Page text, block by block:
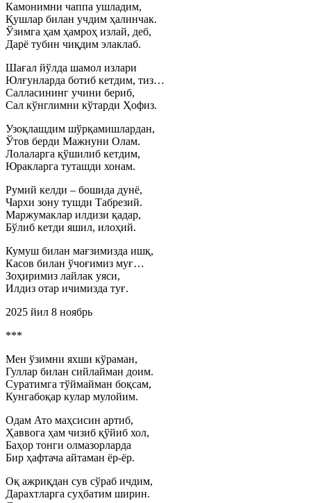
Камонимни чаппа ушладим,
Қушлар билан учдим ҳалинчак.
Ўзимга ҳам ҳамроҳ излай, деб,
Дарё тубин чиқдим элаклаб.
Шағал йўлда шамол излари
Юлғунларда ботиб кетдим, тиз…
Салласининг учини бериб,
Сал кўнглимни кўтарди Ҳофиз.
Узоқлашдим шўрқамишлардан,
Ўтов берди Мажнуни Олам.
Лолаларга қўшилиб кетдим,
Юракларга туташди хонам.
Румий келди – бошида дунё,
Чархи зону тушди Табрезий.
Маржумаклар илдизи қадар,
Бўлиб кетди яшил, илоҳий.
Кумуш билан мағзимизда ишқ,
Касов билан ўчоғимиз муғ…
Зоҳиримиз лайлак уяси,
Илдиз отар ичимизда туғ.
2025 йил 8 ноябрь
***
Мен ўзимни яхши кўраман,
Гуллар билан сийлайман доим.
Суратимга тўймайман боқсам,
Кунгабоқар кулар мулойим.
Одам Ато маҳсисин артиб,
Ҳаввога ҳам чизиб қўйиб хол,
Баҳор тонги олмазорларда
Бир ҳафтача айтаман ёр-ёр.
Оқ ажриқдан сув сўраб ичдим,
Дарахтларга суҳбатим ширин.